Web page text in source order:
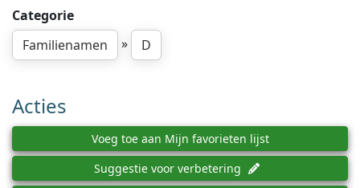
Categorie
Familienamen
» D
Acties
Voeg toe aan Mijn favorieten lijst
Suggestie voor verbetering